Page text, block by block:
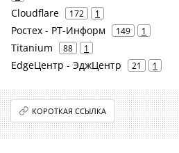
Cloudflare 172 1
Ростех - РТ-Информ 149 1
Titanium 88 1
EdgeЦентр - ЭджЦентр 21 1
КОРОТКАЯ ССЫЛКА